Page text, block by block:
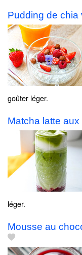
Pudding de chia
goûter léger.
Matcha latte
léger.
Mousse au